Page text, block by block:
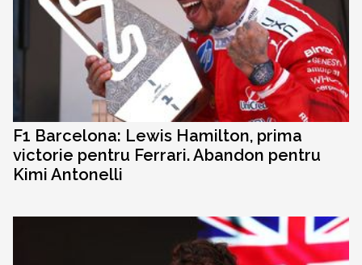
F1 Barcelona: Lewis Hamilton, prima
victorie pentru Ferrari. Abandon pentru
Kimi Antonelli